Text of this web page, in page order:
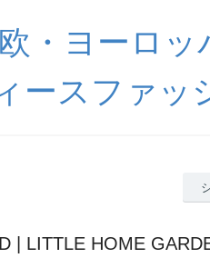
・ヨーロッ
ースファッ
| LITTLE HOME